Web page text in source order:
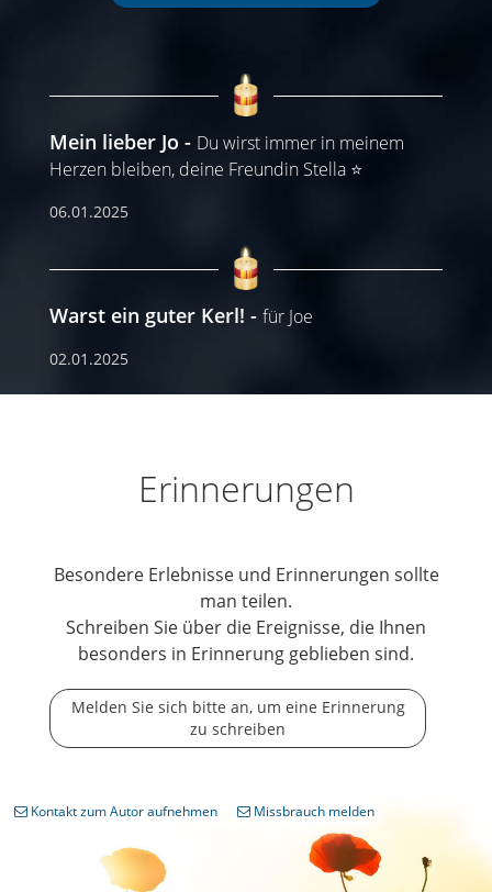
Mein lieber Jo
Du wirst immer in meinem
Herzen bleiben, deine Freundin Stella ⭐️
06.01.2025
Warst ein guter Kerl! für Joe
02.01.2025
Erinnerungen
Besondere Erlebnisse und Erinnerungen sollte
man teilen.
Schreiben Sie über die Ereignisse, die Ihnen
besonders in Erinnerung geblieben sind.
Melden Sie sich bitte an, um eine Erinnerung
zu schreiben
Kontakt zum Autor aufnehmen Missbrauch melden